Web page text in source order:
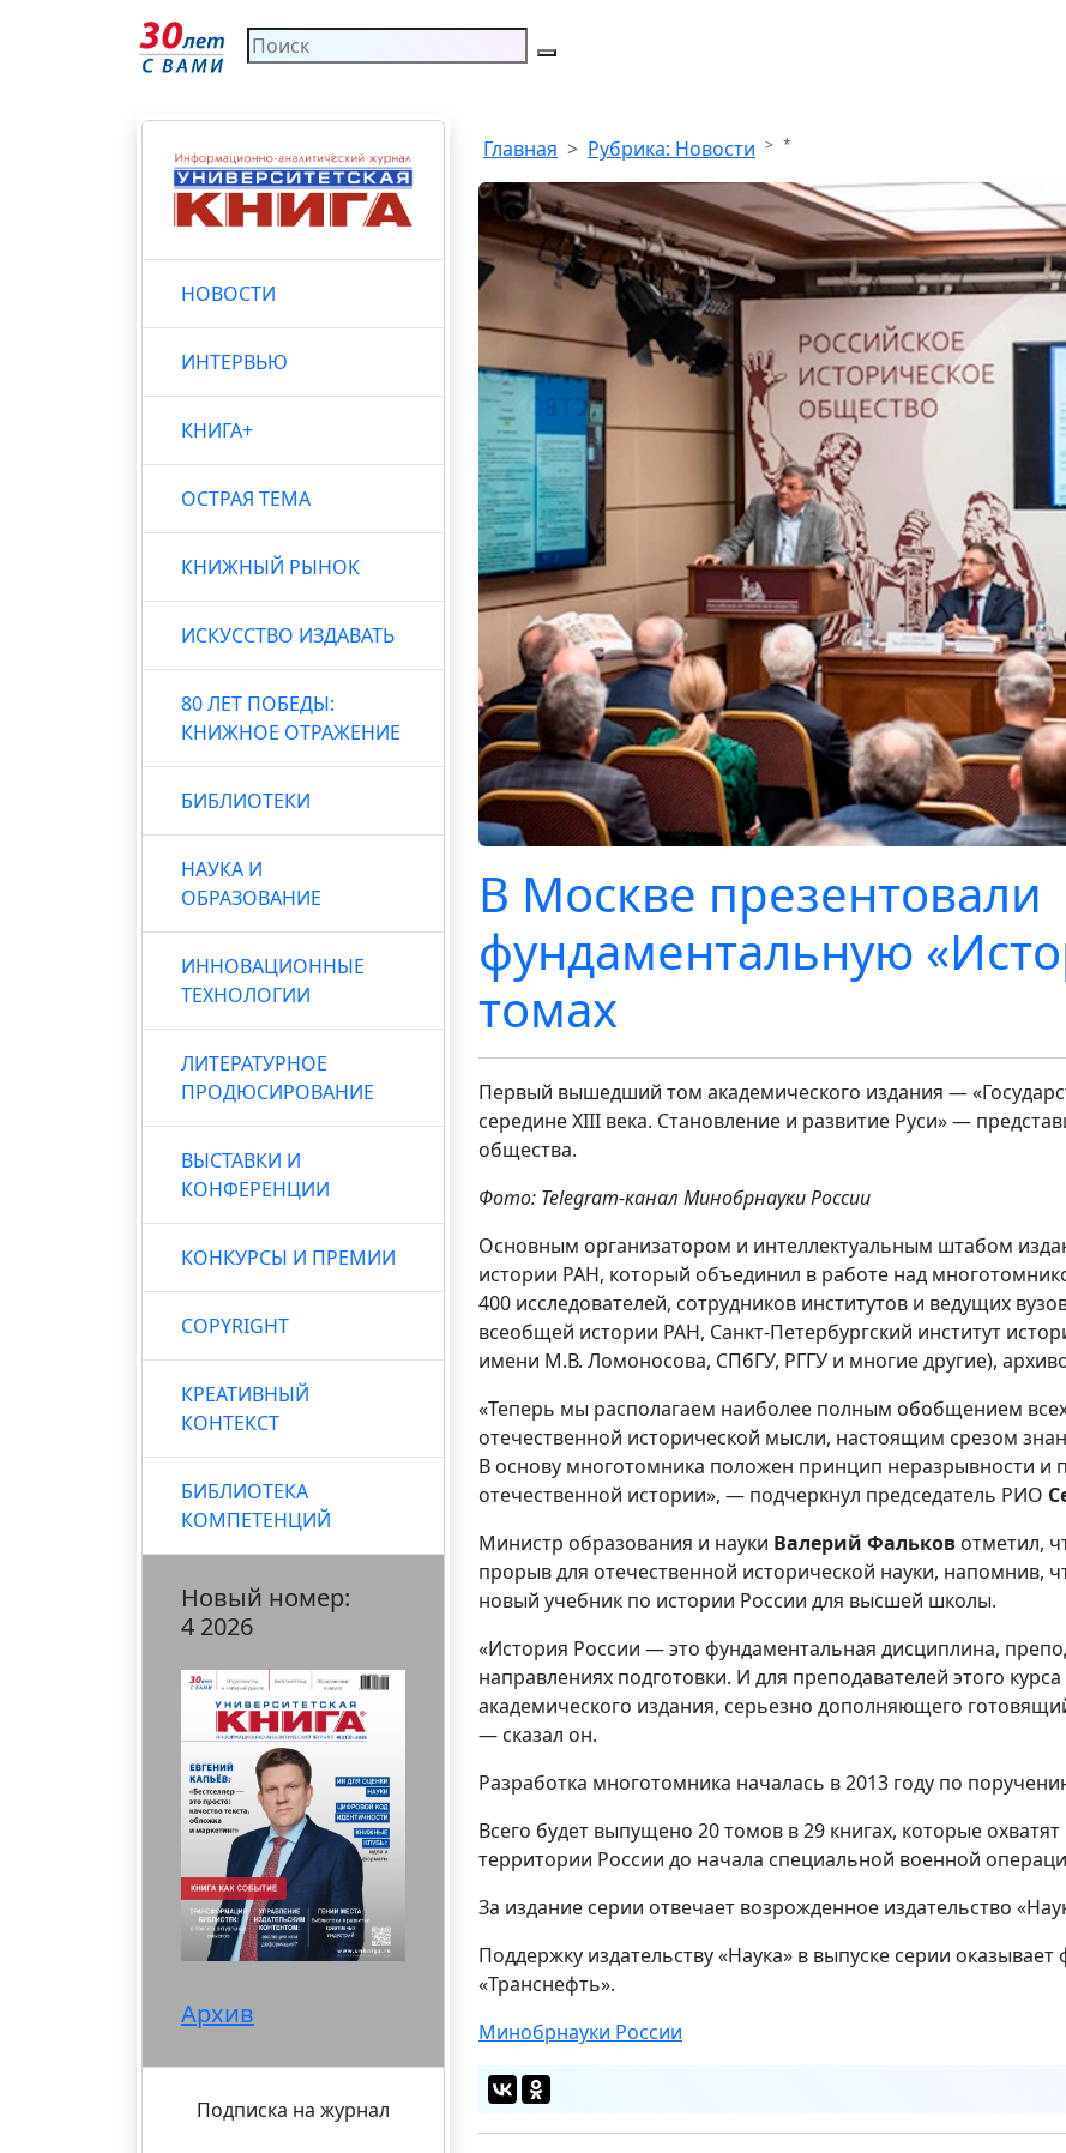
НОВОСТИ
ИНТЕРВЬЮ
КНИГА+
ОСТРАЯ ТЕМА
КНИЖНЫЙ РЫНОК
ИСКУССТВО ИЗДАВАТЬ
80 ЛЕТ ПОБЕДЫ:
КНИЖНОЕ ОТРАЖЕНИЕ
БИБЛИОТЕКИ
НАУКА И
ОБРАЗОВАНИЕ
ИННОВАЦИОННЫЕ
ТЕХНОЛОГИИ
ЛИТЕРАТУРНОЕ
ПРОДЮСИРОВАНИЕ
ВЫСТАВКИ И
КОНФЕРЕНЦИИ
КОНКУРСЫ И ПРЕМИИ
COPYRIGHT
КРЕАТИВНЫЙ
КОНТЕКСТ
БИБЛИОТЕКА
КОМПЕТЕНЦИЙ
Новый номер:
4 2026
Архив
Подписка на журнал
Главная Рубрика: Новости *
В Москве презентовали
фундаментальную
томах
Первый вышедший том академического издания —
середине XIII века. Становление и развитие Руси» —
общества.
Фото: Telegram-канал Минобрнауки России
Основным организатором и интеллектуальным штабом
истории РАН, который объединил в работе над
400 исследователей, сотрудников институтов и ведущих
всеобщей истории РАН, Санкт-Петербургский институт
имени М.В. Ломоносова, СПбГУ, РГГУ и многие другие),
«Теперь мы располагаем наиболее полным обобщением
отечественной исторической мысли, настоящим срезом
В основу многотомника положен принцип неразрывности и
отечественной истории», — подчеркнул председатель РИО
Министр образования и науки Валерий Фальков отметил,
прорыв для отечественной исторической науки, напомнив,
новый учебник по истории России для высшей школы.
«История России — это фундаментальная дисциплина,
направлениях подготовки. И для преподавателей этого
академического издания, серьезно дополняющего
— сказал он.
Разработка многотомника началась в 2013 году по
Всего будет выпущено 20 томов в 29 книгах, которые
территории России до начала специальной военной
За издание серии отвечает возрожденное издательство
Поддержку издательству «Наука» в выпуске серии
«Транснефть».
Минобрнауки России